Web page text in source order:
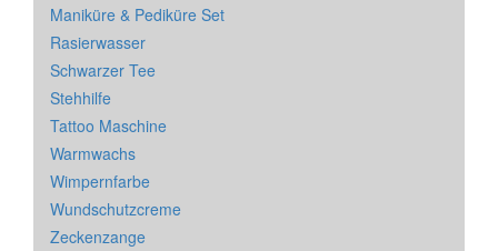
Maniküre & Pediküre Set
Rasierwasser
Schwarzer Tee
Stehhilfe
Tattoo Maschine
Warmwachs
Wimpernfarbe
Wundschutzcreme
Zeckenzange